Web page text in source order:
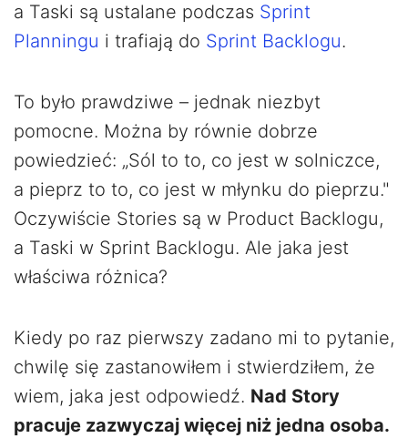
a Taski są ustalane podczas Sprint
Planningu i trafiają do Sprint Backlogu.
To było prawdziwe – jednak niezbyt
pomocne. Można by równie dobrze
powiedzieć: „Sól to to, co jest w solniczce,
a pieprz to to, co jest w młynku do pieprzu."
Oczywiście Stories są w Product Backlogu,
a Taski w Sprint Backlogu. Ale jaka jest
właściwa różnica?
Kiedy po raz pierwszy zadano mi to pytanie,
chwilę się zastanowiłem i stwierdziłem, że
wiem, jaka jest odpowiedź. Nad Story
pracuje zazwyczaj więcej niż jedna osoba.